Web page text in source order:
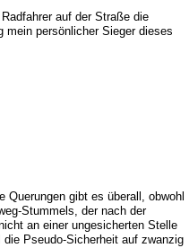
auf der Straße die
mein persönlicher Sieger dieses
gibt es überall, obwohl
Stummels, der nach der
an einer ungesicherten Stelle
Pseudo-Sicherheit auf zwanzig